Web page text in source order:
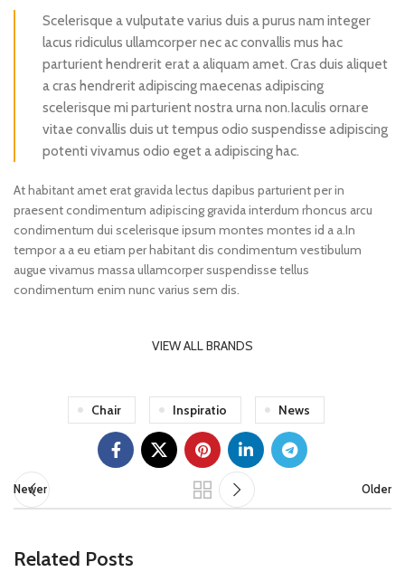
Scelerisque a vulputate varius duis a purus nam integer
lacus ridiculus ullamcorper nec ac convallis mus hac
parturient hendrerit erat a aliquam amet. Cras duis aliquet
a cras hendrerit adipiscing maecenas adipiscing
scelerisque mi parturient nostra urna non.Iaculis ornare
vitae convallis duis ut tempus odio suspendisse adipiscing
potenti vivamus odio eget a adipiscing hac.
At habitant amet erat gravida lectus dapibus parturient per in
praesent condimentum adipiscing gravida interdum rhoncus arcu
condimentum dui scelerisque ipsum montes montes id a a.In
tempor a a eu etiam per habitant dis condimentum vestibulum
augue vivamus massa ullamcorper suspendisse tellus
condimentum enim nunc varius sem dis.
VIEW ALL BRANDS
Chair Inspiratio News
Newer Older
Related Posts